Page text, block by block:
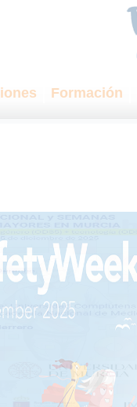
Formación